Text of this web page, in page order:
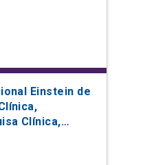
Einstein de
Clínica,